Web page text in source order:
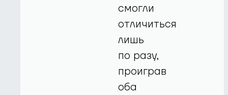
смогли
отличиться
лишь
по разу,
проиграв
оба